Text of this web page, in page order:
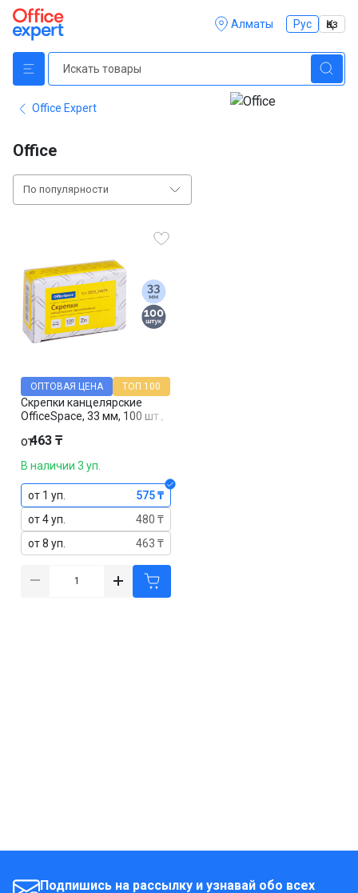
Алматы Рус Қаз
Office Expert
Office
По популярности
Скрепки канцелярские
OfficeSpace, 33 мм, 100 шт.,
ОПТОВАЯ ЦЕНА ТОП 100
от463 ₸
В наличии 3 уп.
от 1 уп.
575 ₸
от 4 уп.
480 ₸
от 8 уп.
463 ₸
Подпишись на рассылку и узнавай обо всех